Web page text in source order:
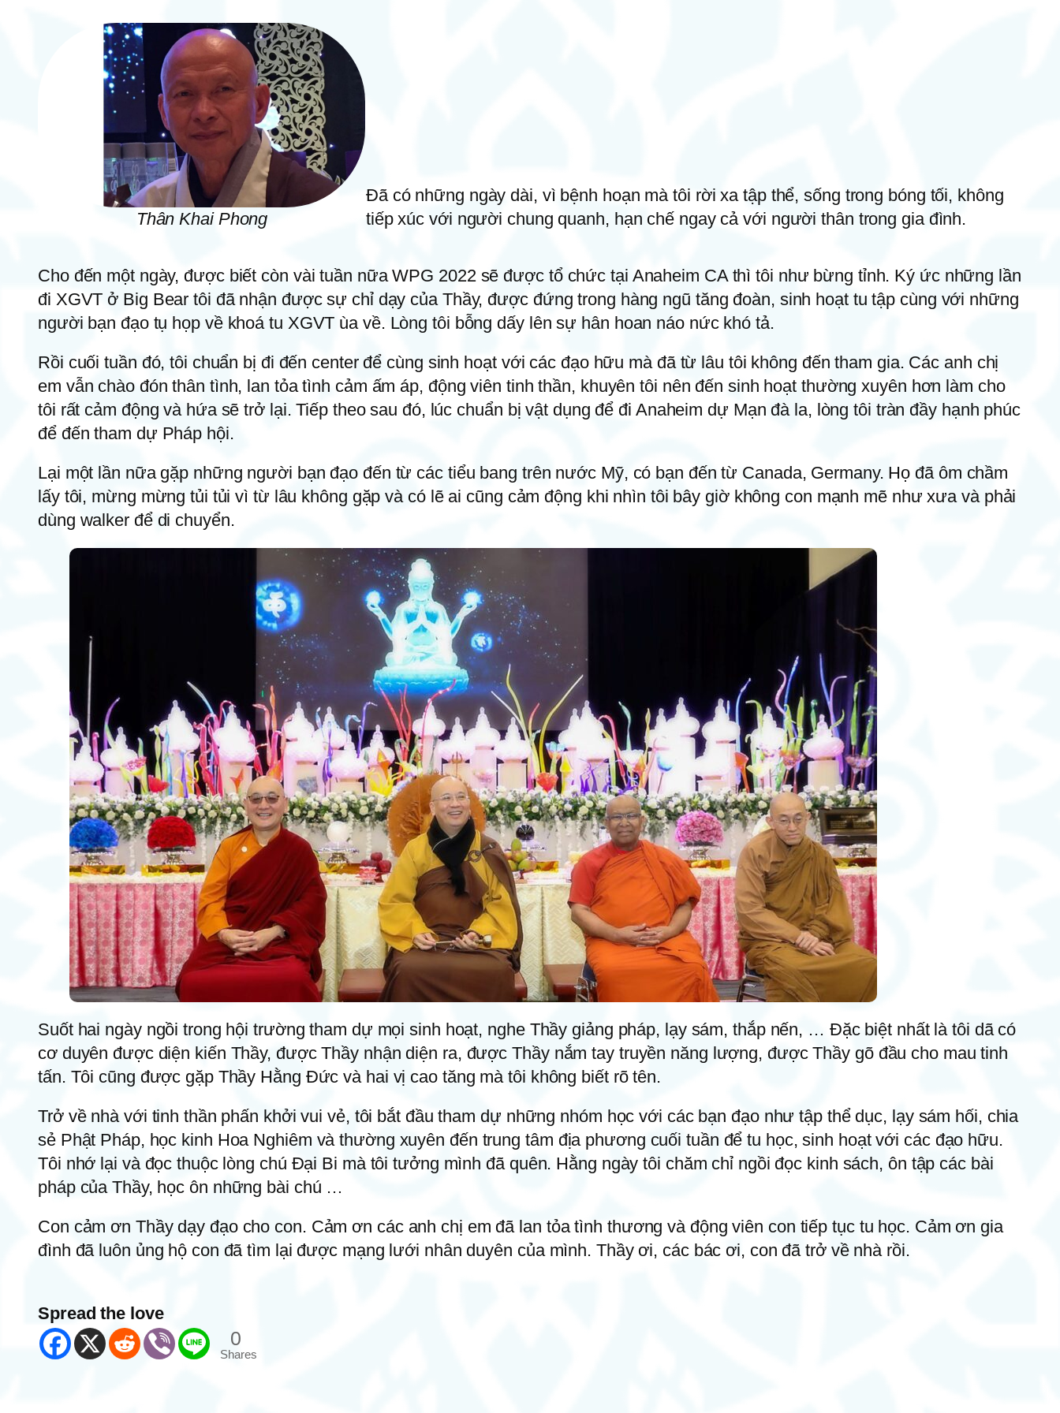
Thân Khai Phong
Đã có những ngày dài, vì bệnh hoạn mà tôi rời xa tập thể, sống trong bóng tối, không
tiếp xúc với người chung quanh, hạn chế ngay cả với người thân trong gia đình.
Cho đến một ngày, được biết còn vài tuần nữa WPG 2022 sẽ được tổ chức tại Anaheim CA thì tôi như bừng tỉnh. Ký ức những lần
đi XGVT ở Big Bear tôi đã nhận được sự chỉ dạy của Thầy, được đứng trong hàng ngũ tăng đoàn, sinh hoạt tu tập cùng với những
người bạn đạo tụ họp về khoá tu XGVT ùa về. Lòng tôi bỗng dấy lên sự hân hoan náo nức khó tả.
Rồi cuối tuần đó, tôi chuẩn bị đi đến center để cùng sinh hoạt với các đạo hữu mà đã từ lâu tôi không đến tham gia. Các anh chị
em vẫn chào đón thân tình, lan tỏa tình cảm ấm áp, động viên tinh thần, khuyên tôi nên đến sinh hoạt thường xuyên hơn làm cho
tôi rất cảm động và hứa sẽ trở lại. Tiếp theo sau đó, lúc chuẩn bị vật dụng để đi Anaheim dự Mạn đà la, lòng tôi tràn đầy hạnh phúc
để đến tham dự Pháp hội.
Lại một lần nữa gặp những người bạn đạo đến từ các tiểu bang trên nước Mỹ, có bạn đến từ Canada, Germany. Họ đã ôm chầm
lấy tôi, mừng mừng tủi tủi vì từ lâu không gặp và có lẽ ai cũng cảm động khi nhìn tôi bây giờ không con mạnh mẽ như xưa và phải
dùng walker để di chuyển.
Suốt hai ngày ngồi trong hội trường tham dự mọi sinh hoạt, nghe Thầy giảng pháp, lạy sám, thắp nến, … Đặc biệt nhất là tôi dã có
cơ duyên được diện kiến Thầy, được Thầy nhận diện ra, được Thầy nắm tay truyền năng lượng, được Thầy gõ đầu cho mau tinh
tấn. Tôi cũng được gặp Thầy Hằng Đức và hai vị cao tăng mà tôi không biết rõ tên.
Trở về nhà với tinh thần phấn khởi vui vẻ, tôi bắt đầu tham dự những nhóm học với các bạn đạo như tập thể dục, lạy sám hối, chia
sẻ Phật Pháp, học kinh Hoa Nghiêm và thường xuyên đến trung tâm địa phương cuối tuần để tu học, sinh hoạt với các đạo hữu.
Tôi nhớ lại và đọc thuộc lòng chú Đại Bi mà tôi tưởng mình đã quên. Hằng ngày tôi chăm chỉ ngồi đọc kinh sách, ôn tập các bài
pháp của Thầy, học ôn những bài chú …
Con cảm ơn Thầy dạy đạo cho con. Cảm ơn các anh chị em đã lan tỏa tình thương và động viên con tiếp tục tu học. Cảm ơn gia
đình đã luôn ủng hộ con đã tìm lại được mạng lưới nhân duyên của mình. Thầy ơi, các bác ơi, con đã trở về nhà rồi.
Spread the love
0
Shares